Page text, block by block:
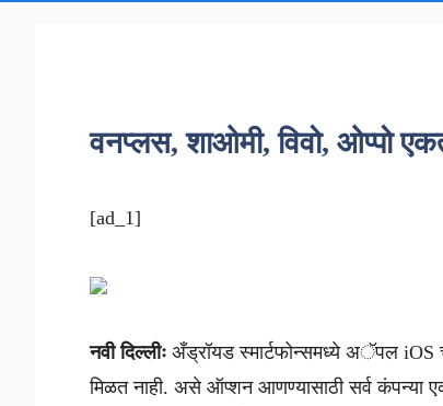
वनप्लस, शाओमी, विवो, ओप्पो
[ad_1]
नवी दिल्लीः अँड्रॉयड स्मार्टफोन्समध्ये अॅपल iOS
मिळत नाही. असे ऑप्शन आणण्यासाठी सर्व कंपन्या